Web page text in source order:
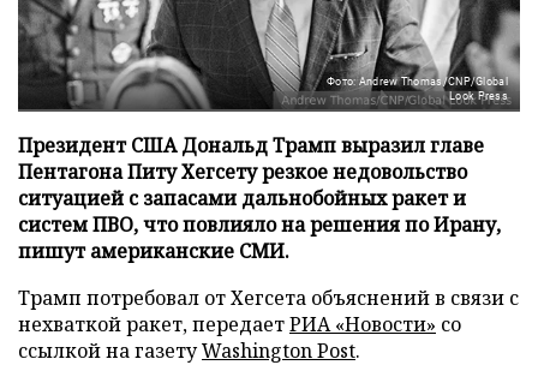
Фото: Andrew Thomas/CNP/Global
Look Press
Президент США Дональд Трамп выразил главе
Пентагона Питу Хегсету резкое недовольство
ситуацией с запасами дальнобойных ракет и
систем ПВО, что повлияло на решения по Ирану,
пишут американские СМИ.
Трамп потребовал от Хегсета объяснений в связи с
нехваткой ракет, передаетРИА «Новости» со
ссылкой на газетуWashington Post.